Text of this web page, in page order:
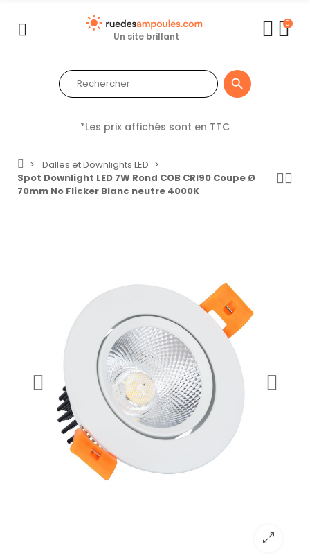
Un site brillant
0

*Les prix affichés sont en TTC
Dalles et Downlights LED
Spot Downlight LED 7W Rond COB CRI90 Coupe Ø
70mm No Flicker Blanc neutre 4000K